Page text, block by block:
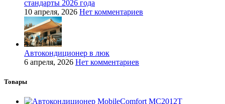
стандарты 2026 года
10 апреля, 2026 Нет комментариев
Автокондиционер в люк
6 апреля, 2026 Нет комментариев
Товары